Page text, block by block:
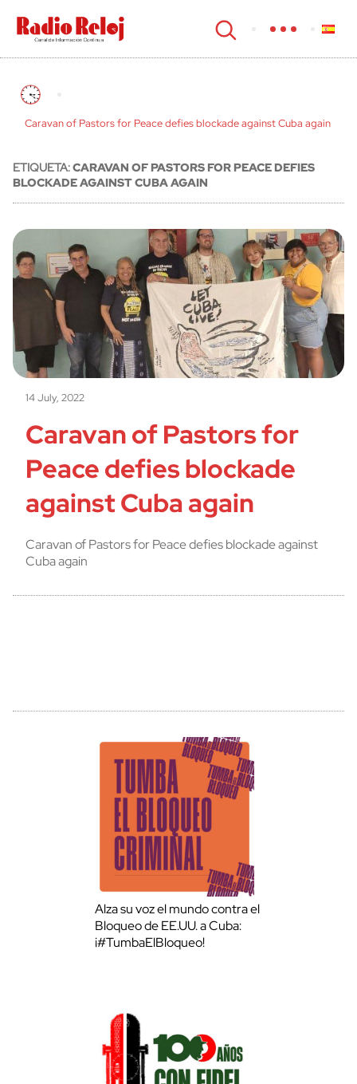
cerrar
Caravan of Pastors for Peace defies blockade against Cuba again
ETIQUETA:CARAVAN OF PASTORS FOR PEACE DEFIES
BLOCKADE AGAINST CUBA AGAIN
14 July, 2022
Caravan of Pastors for
Peace defies blockade
against Cuba again
Caravan of Pastors for Peace defies blockade against
Cuba again
Alza su voz el mundo contra el
Bloqueo de EE.UU. a Cuba:
¡#TumbaElBloqueo!